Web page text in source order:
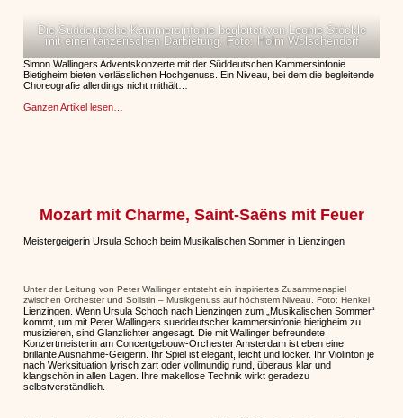
Die Süddeutsche Kammersinfonie begleitet von Leonie Stöckle
mit einer tänzerischen Darbietung. Foto: Holm Wolschendorf
Simon Wallingers Adventskonzerte mit der Süddeutschen Kammersinfonie
Bietigheim bieten verlässlichen Hochgenuss. Ein Niveau, bei dem die begleitende
Choreografie allerdings nicht mithält…
Ganzen Artikel lesen…
Mozart mit Charme, Saint-Saëns mit Feuer
Meistergeigerin Ursula Schoch beim Musikalischen Sommer in Lienzingen
Unter der Leitung von Peter Wallinger entsteht ein inspiriertes Zusammenspiel
zwischen Orchester und Solistin – Musikgenuss auf höchstem Niveau. Foto: Henkel
Lienzingen. Wenn Ursula Schoch nach Lienzingen zum „Musikalischen Sommer“
kommt, um mit Peter Wallingers sueddeutscher kammersinfonie bietigheim zu
musizieren, sind Glanzlichter angesagt. Die mit Wallinger befreundete
Konzertmeisterin am Concertgebouw-Orchester Amsterdam ist eben eine
brillante Ausnahme-Geigerin. Ihr Spiel ist elegant, leicht und locker. Ihr Violinton je
nach Werksituation lyrisch zart oder vollmundig rund, überaus klar und
klangschön in allen Lagen. Ihre makellose Technik wirkt geradezu
selbstverständlich.